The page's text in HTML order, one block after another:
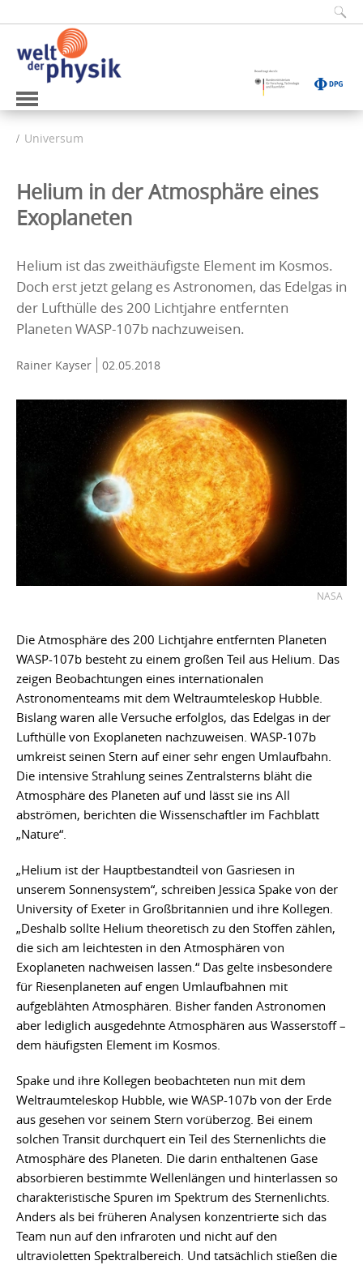
Universum
Helium in der Atmosphäre eines
Exoplaneten
Helium ist das zweithäufigste Element im Kosmos.
Doch erst jetzt gelang es Astronomen, das Edelgas in
der Lufthülle des 200 Lichtjahre entfernten
Planeten WASP-107b nachzuweisen.
Rainer Kayser 02.05.2018
NASA
Die Atmosphäre des 200 Lichtjahre entfernten Planeten
WASP-107b besteht zu einem großen Teil aus Helium. Das
zeigen Beobachtungen eines internationalen
Astronomenteams mit dem Weltraumteleskop Hubble.
Bislang waren alle Versuche erfolglos, das Edelgas in der
Lufthülle von Exoplaneten nachzuweisen. WASP-107b
umkreist seinen Stern auf einer sehr engen Umlaufbahn.
Die intensive Strahlung seines Zentralsterns bläht die
Atmosphäre des Planeten auf und lässt sie ins All
abströmen, berichten die Wissenschaftler im Fachblatt
„Nature“.
„Helium ist der Hauptbestandteil von Gasriesen in
unserem Sonnensystem“, schreiben Jessica Spake von der
University of Exeter in Großbritannien und ihre Kollegen.
„Deshalb sollte Helium theoretisch zu den Stoffen zählen,
die sich am leichtesten in den Atmosphären von
Exoplaneten nachweisen lassen.“ Das gelte insbesondere
für Riesenplaneten auf engen Umlaufbahnen mit
aufgeblähten Atmosphären. Bisher fanden Astronomen
aber lediglich ausgedehnte Atmosphären aus Wasserstoff –
dem häufigsten Element im Kosmos.
Spake und ihre Kollegen beobachteten nun mit dem
Weltraumteleskop Hubble, wie WASP-107b von der Erde
aus gesehen vor seinem Stern vorüberzog. Bei einem
solchen Transit durchquert ein Teil des Sternenlichts die
Atmosphäre des Planeten. Die darin enthaltenen Gase
absorbieren bestimmte Wellenlängen und hinterlassen so
charakteristische Spuren im Spektrum des Sternenlichts.
Anders als bei früheren Analysen konzentrierte sich das
Team nun auf den infraroten und nicht auf den
ultravioletten Spektralbereich. Und tatsächlich stießen die